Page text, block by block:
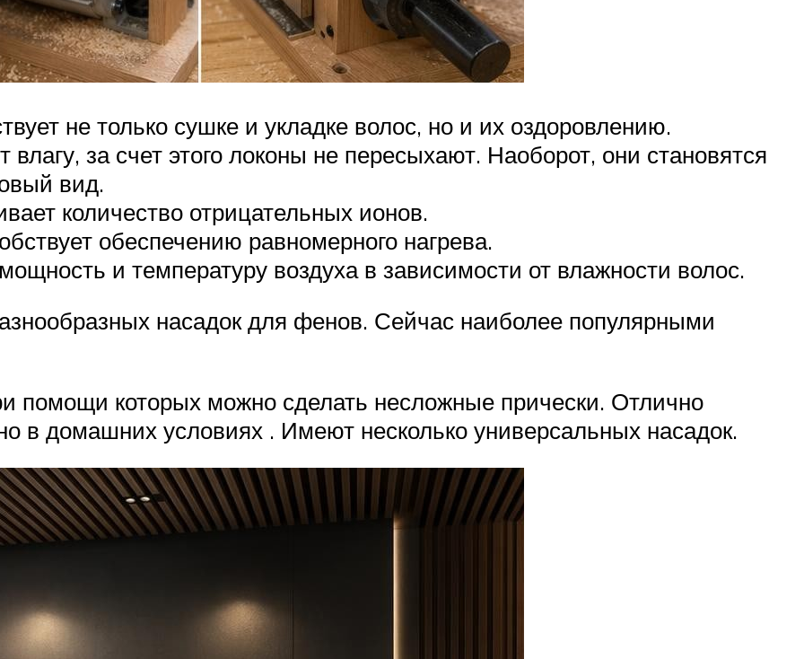
не только сушке и укладке волос, но и их оздоровлению.
за счет этого локоны не пересыхают. Наоборот, они становятся
вид.
количество отрицательных ионов.
обеспечению равномерного нагрева.
и температуру воздуха в зависимости от влажности волос.
насадок для фенов. Сейчас наиболее популярными
помощи которых можно сделать несложные прически. Отлично
в домашних условиях . Имеют несколько универсальных насадок.